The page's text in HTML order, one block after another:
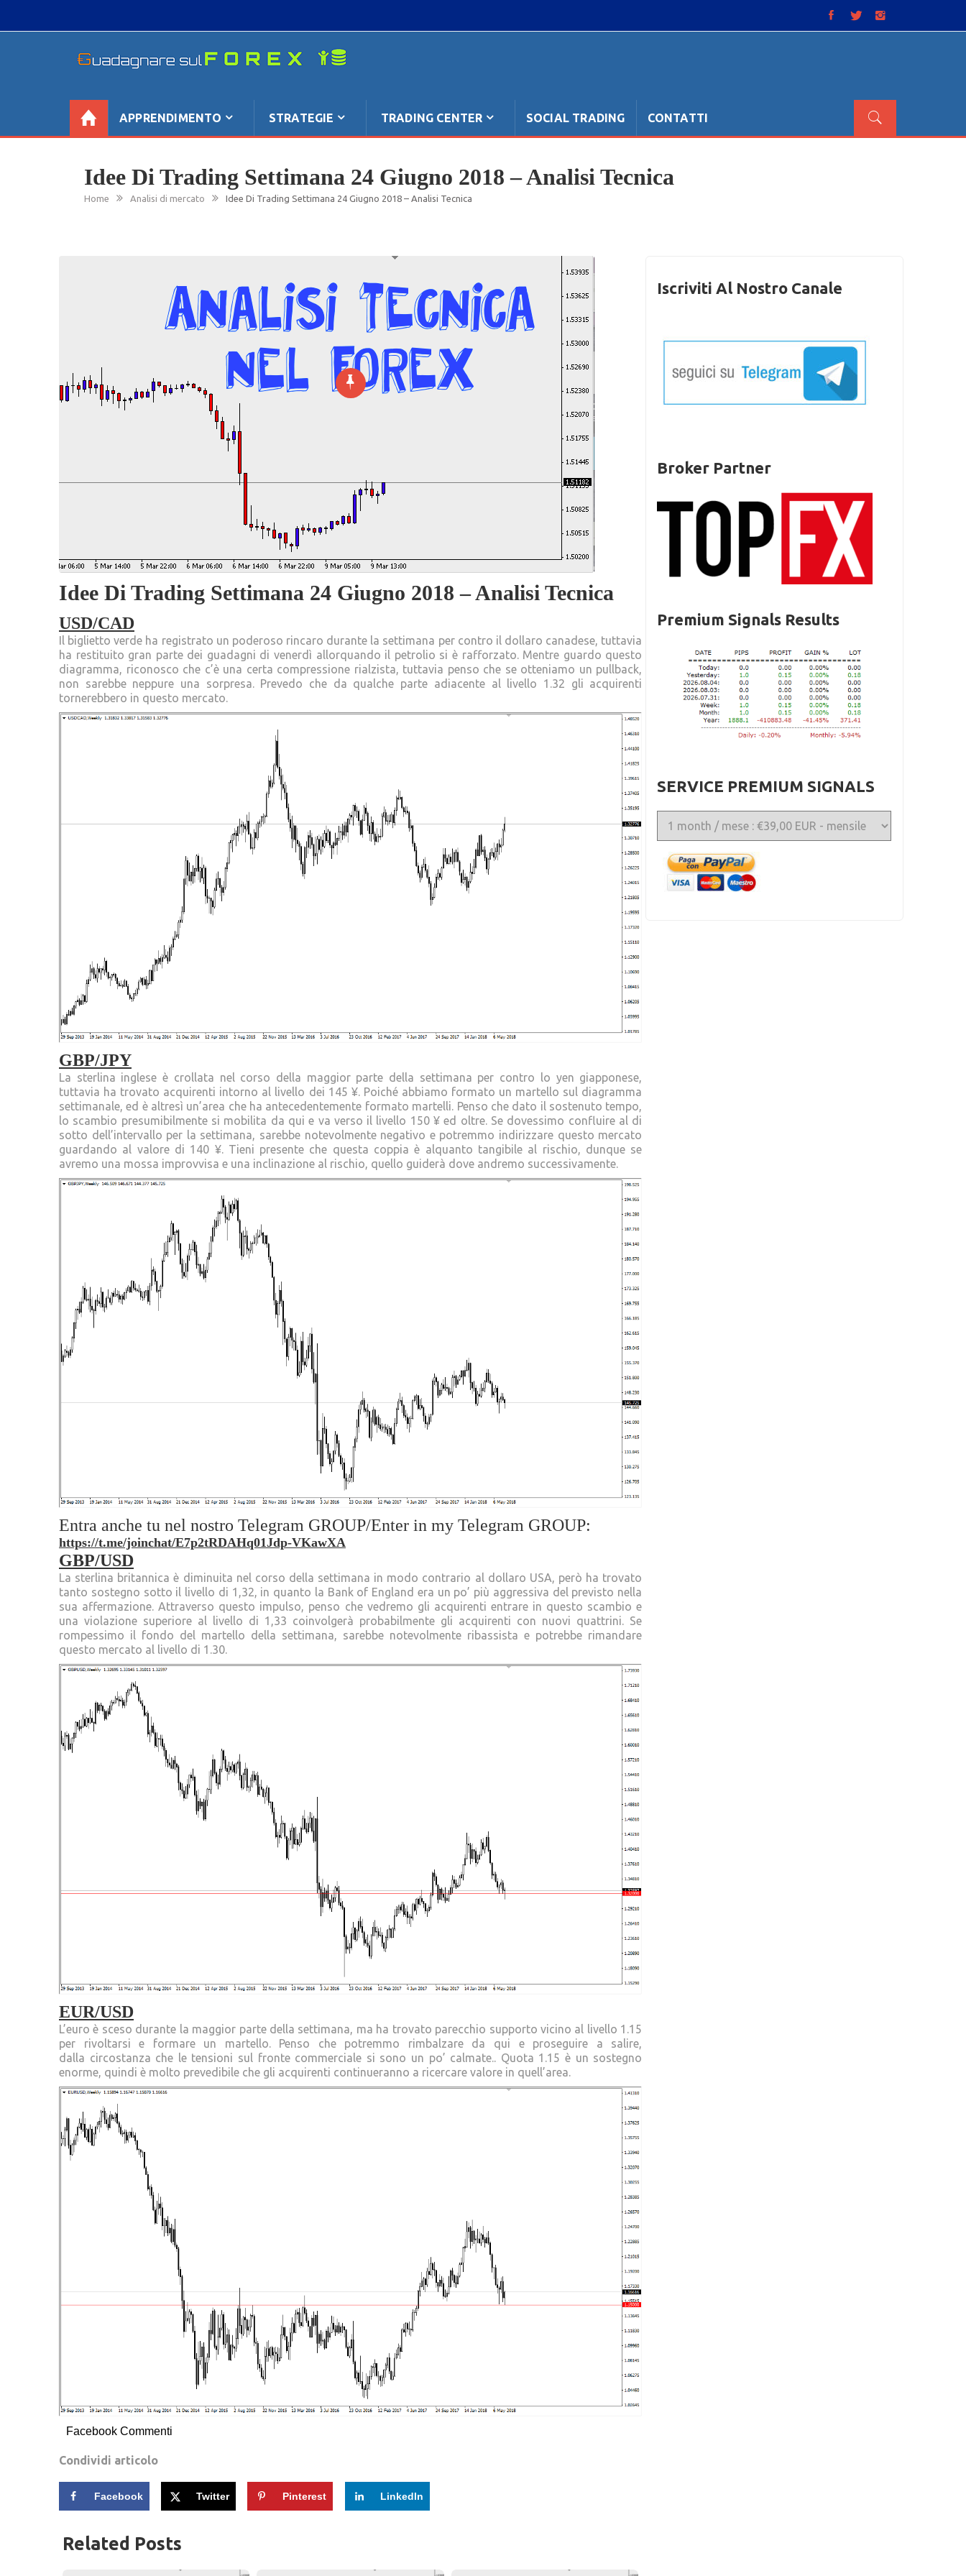
content
se non è sempre buono, ha sempre ragione”.
APPRENDIMENTO
STRATEGIE TRADING CENTER SOCIAL TRADING CONTATTI
Idee Di Trading Settimana 24 Giugno 2018 – Analisi Tecnica
Home Analisi di mercato Idee Di Trading Settimana 24 Giugno 2018 – Analisi Tecnica
Idee Di Trading Settimana 24 Giugno 2018 – Analisi Tecnica
USD/CAD
Il biglietto verde ha registrato un poderoso rincaro durante la settimana per contro il dollaro canadese, tuttavia
ha restituito gran parte dei guadagni di venerdì allorquando il petrolio si è rafforzato. Mentre guardo questo
diagramma, riconosco che c’è una certa compressione rialzista, tuttavia penso che se otteniamo un pullback,
non sarebbe neppure una sorpresa. Prevedo che da qualche parte adiacente al livello 1.32 gli acquirenti
tornerebbero in questo mercato.
GBP/JPY
La sterlina inglese è crollata nel corso della maggior parte della settimana per contro lo yen giapponese,
tuttavia ha trovato acquirenti intorno al livello dei 145 ¥. Poiché abbiamo formato un martello sul diagramma
settimanale, ed è altresì un’area che ha antecedentemente formato martelli. Penso che dato il sostenuto tempo,
lo scambio presumibilmente si mobilita da qui e va verso il livello 150 ¥ ed oltre. Se dovessimo confluire al di
sotto dell’intervallo per la settimana, sarebbe notevolmente negativo e potremmo indirizzare questo mercato
guardando al valore di 140 ¥. Tieni presente che questa coppia è alquanto tangibile al rischio, dunque se
avremo una mossa improvvisa e una inclinazione al rischio, quello guiderà dove andremo successivamente.
Entra anche tu nel nostro Telegram GROUP/Enter in my Telegram GROUP:
https://t.me/joinchat/E7p2tRDAHq01Jdp-VKawXA
GBP/USD
La sterlina britannica è diminuita nel corso della settimana in modo contrario al dollaro USA, però ha trovato
tanto sostegno sotto il livello di 1,32, in quanto la Bank of England era un po’ più aggressiva del previsto nella
sua affermazione. Attraverso questo impulso, penso che vedremo gli acquirenti entrare in questo scambio e
una violazione superiore al livello di 1,33 coinvolgerà probabilmente gli acquirenti con nuovi quattrini. Se
rompessimo il fondo del martello della settimana, sarebbe notevolmente ribassista e potrebbe rimandare
questo mercato al livello di 1.30.
EUR/USD
L’euro è sceso durante la maggior parte della settimana, ma ha trovato parecchio supporto vicino al livello 1.15
per rivoltarsi e formare un martello. Penso che potremmo rimbalzare da qui e proseguire a salire,
dalla circostanza che le tensioni sul fronte commerciale si sono un po’ calmate.. Quota 1.15 è un sostegno
enorme, quindi è molto prevedibile che gli acquirenti continueranno a ricercare valore in quell’area.
Facebook Commenti
Condividi articolo
Facebook Twitter Pinterest LinkedIn
Related Posts
Iscriviti Al Nostro Canale
Broker Partner
Premium Signals Results
SERVICE PREMIUM SIGNALS